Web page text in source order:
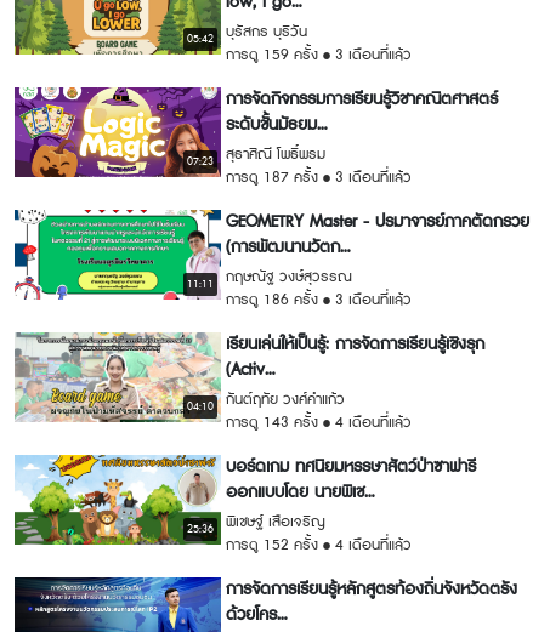
05:42
บุรัสกร บุริวัน
การดู 159 ครั้ง
3 เดือนที่แล้ว
07:23
การจัดกิจกรรมการเรียนรู้วิชาคณิตศาสตร์
ระดับชั้นมัธยม...
สุธาศิณี โพธิ์พรม
การดู 187 ครั้ง
3 เดือนที่แล้ว
11:11
GEOMETRY Master - ปรมาจารย์ภาคตัดกรวย
(การพัฒนานวัตก...
กฤษณัฐ วงษ์สุวรรณ
การดู 186 ครั้ง
3 เดือนที่แล้ว
04:10
เรียนเล่นให้เป็นรู้: การจัดการเรียนรู้เชิงรุก
(Activ...
กันต์ฤทัย วงศ์คำแก้ว
การดู 143 ครั้ง
4 เดือนที่แล้ว
25:36
บอร์ดเกม ทศนิยมหรรษาสัตว์ป่าซาฟารี
ออกแบบโดย นายพิเช...
พิเชษฐ์ เสือเจริญ
การดู 152 ครั้ง
4 เดือนที่แล้ว
การจัดการเรียนรู้หลักสูตรท้องถิ่นจังหวัดตรัง
ด้วยโคร...